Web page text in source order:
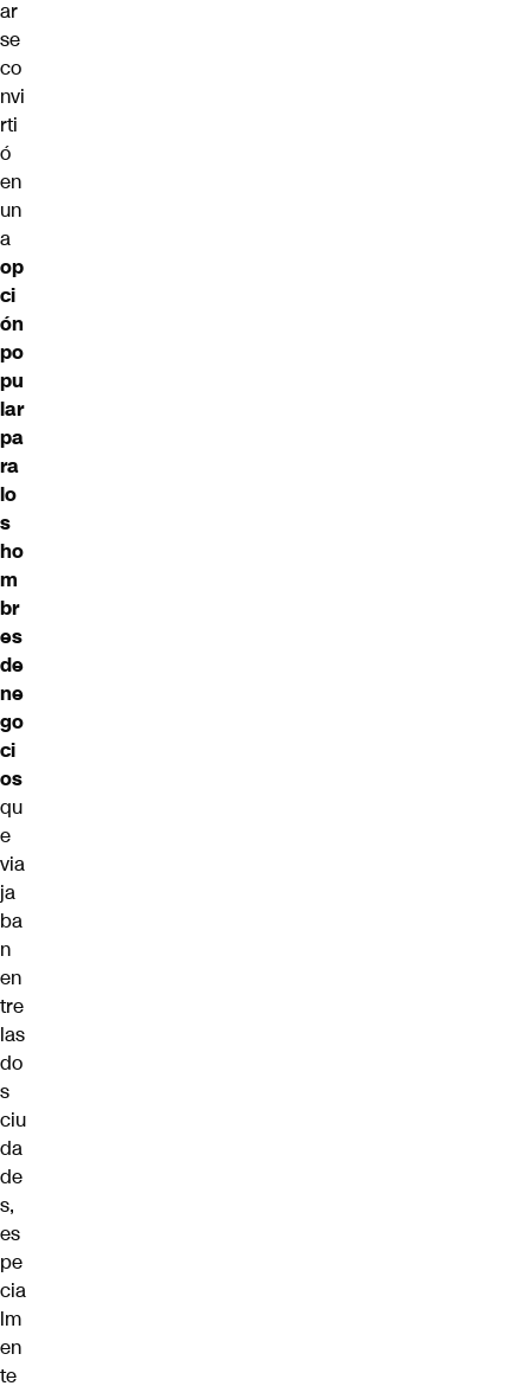
ar
se
co
nvi
rti
ó
en
un
a
op
ci
ón
po
pu
lar
pa
ra
lo
s
ho
m
br
es
de
ne
go
ci
os
qu
e
via
ja
ba
n
en
tre
las
do
s
ciu
da
de
s,
es
pe
cia
lm
en
te